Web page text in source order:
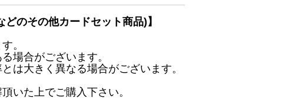
のその他カードセット商品)】
。
場合がございます。
は大きく異なる場合がございます。
いた上でご購入下さい。